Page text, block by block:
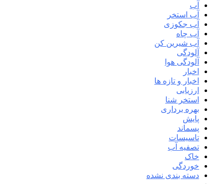
آب
آب استخر
آب جکوزی
آب چاه
آب شیرین کن
آلودگی
آلودگی هوا
اخبار
اخبار و تازه ها
ارزیابی
استخر شنا
بهره برداری
پایش
پسماند
تاسیسات
تصفیه آب
خاک
خوردگی
دسته بندی نشده